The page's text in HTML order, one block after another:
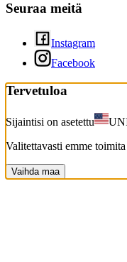
Seuraa meitä
Instagram
Facebook
Tervetuloa
Sijaintisi on asetettu
Valitettavasti emme
Vaihda maa